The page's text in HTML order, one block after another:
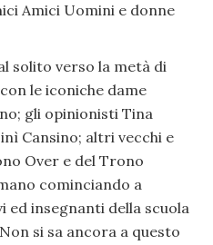
solito verso la metà di
le iconiche dame
gli opinionisti Tina
Cansino; altri vecchi e
Over e del Trono
cominciando a
ed insegnanti della scuola
si sa ancora a questo